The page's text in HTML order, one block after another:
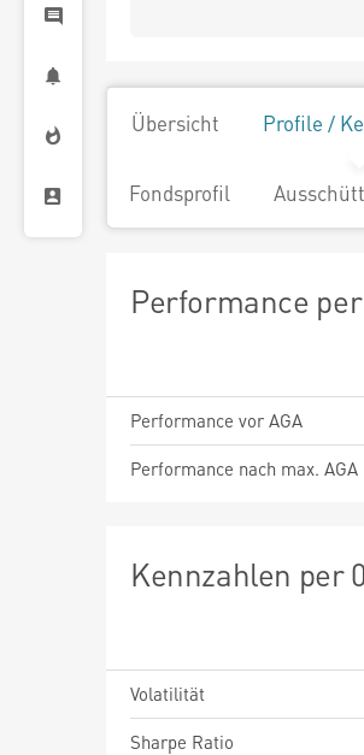
Übersicht Profile /
Fondsprofil
Performance
Performance vor AGA
Performance nach max. AGA
Kennzahlen per
Volatilität
Sharpe Ratio